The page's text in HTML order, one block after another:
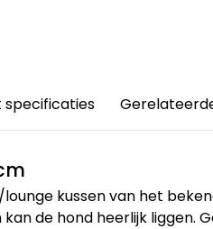
specificaties
kussen van het
de hond heerlijk liggen.